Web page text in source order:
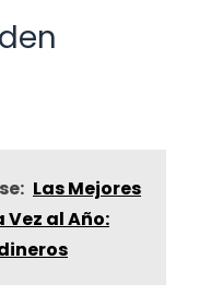
Las Mejores
Vez al Año: